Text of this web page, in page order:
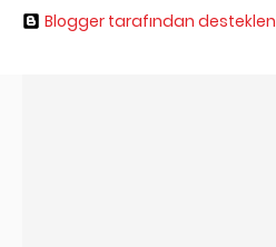
Blogger tarafından